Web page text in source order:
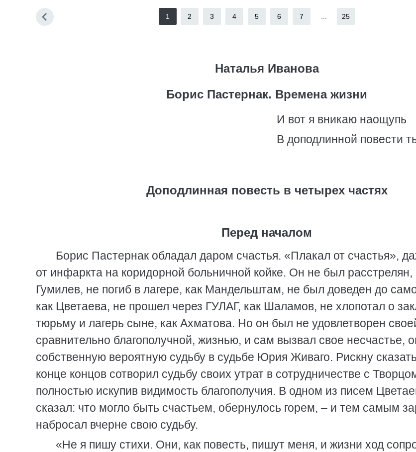
1 2 3 4 5 6 7 25
Наталья Иванова
Борис Пастернак. Времена жизни
И вот я вникаю наощупь
В доподлинной повести
Доподлинная повесть в четырех частях
Перед началом
Борис Пастернак обладал даром счастья. «Плакал от счастья»,
от инфаркта на коридорной больничной койке. Он не был расстрелян,
Гумилев, не погиб в лагере, как Мандельштам, не был доведен до
как Цветаева, не прошел через ГУЛАГ, как Шаламов, не хлопотал о
тюрьму и лагерь сыне, как Ахматова. Но он был не удовлетворен
сравнительно благополучной, жизнью, и сам вызвал свое несчастье,
собственную вероятную судьбу в судьбе Юрия Живаго. Рискну
конце концов сотворил судьбу своих утрат в сотрудничестве с
полностью искупив видимость благополучия. В одном из писем
сказал: что могло быть счастьем, обернулось горем, – и тем самым
набросал вчерне свою судьбу.
«Не я пишу стихи. Они, как повесть, пишут меня, и жизни ход